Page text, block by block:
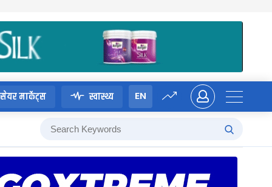
सेयर मार्केट्स स्वास्थ्य EN